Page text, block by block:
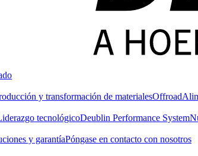
y transformación de materialesOffroad
tecnológicoDeublin Performance System
y garantíaPóngase en contacto con nosotros